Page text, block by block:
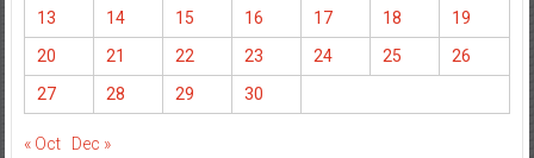
13 14 15 16 17 18
19
20
21 22 23 24 25
26
27
28 29 30
« Oct Dec »